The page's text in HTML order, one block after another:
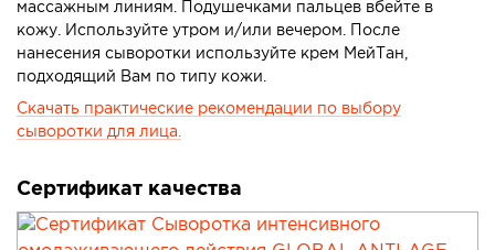
массажным линиям. Подушечками пальцев вбейте в
кожу. Используйте утром и/или вечером. После
нанесения сыворотки используйте крем МейТан,
подходящий Вам по типу кожи.
Скачать практические рекомендации по выбору
сыворотки для лица.
Сертификат качества